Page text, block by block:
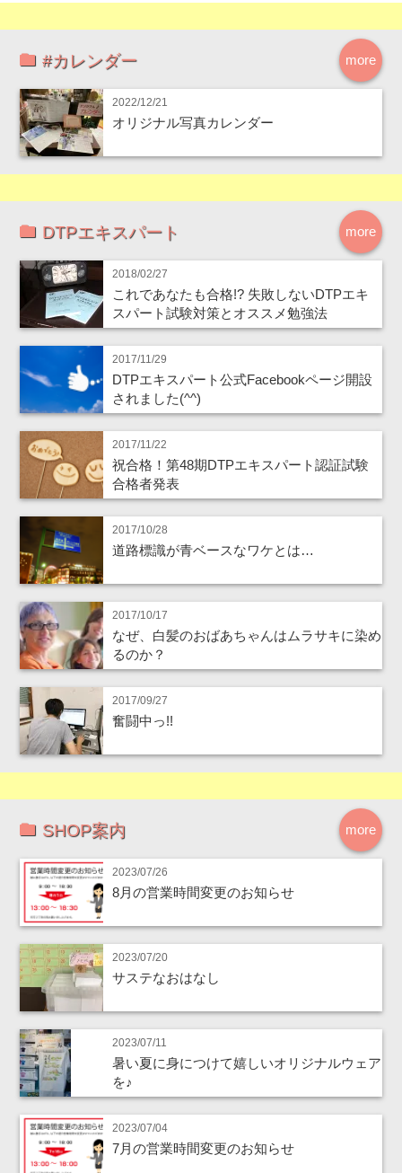
more
#カレンダー
2022/12/21
オリジナル写真カレンダー
more
DTPエキスパート
2018/02/27
これであなたも合格!? 失敗しないDTPエキ
スパート試験対策とオススメ勉強法
2017/11/29
DTPエキスパート公式Facebookページ開設
されました(^^)
2017/11/22
祝合格！第48期DTPエキスパート認証試験
合格者発表
2017/10/28
道路標識が青ベースなワケとは…
2017/10/17
なぜ、白髪のおばあちゃんはムラサキに染め
るのか？
2017/09/27
奮闘中っ!!
more
SHOP案内
2023/07/26
8月の営業時間変更のお知らせ
2023/07/20
サステなおはなし
2023/07/11
暑い夏に身につけて嬉しいオリジナルウェア
を♪
2023/07/04
7月の営業時間変更のお知らせ